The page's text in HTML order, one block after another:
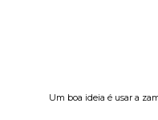
Um boa ideia é usar a